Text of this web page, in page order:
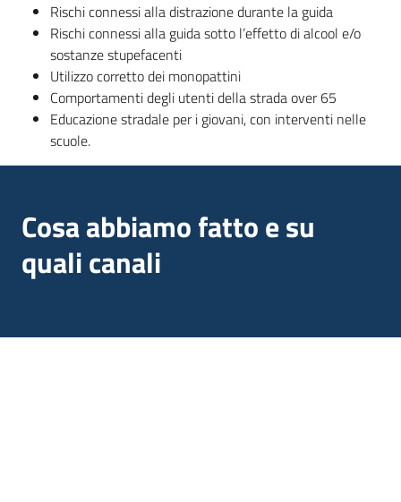
Rischi connessi alla distrazione durante la guida
Rischi connessi alla guida sotto l’effetto di alcool e/o
sostanze stupefacenti
Utilizzo corretto dei monopattini
Comportamenti degli utenti della strada over 65
Educazione stradale per i giovani, con interventi nelle
scuole.
Cosa abbiamo fatto e su
quali canali